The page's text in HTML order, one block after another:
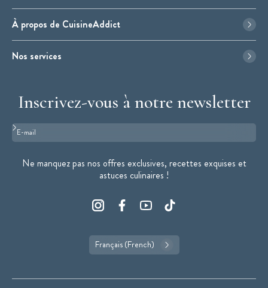
À propos de CuisineAddict
Nos services
Inscrivez-vous à notre newsletter
Format : adresse@email.com
Ne manquez pas nos offres exclusives, recettes exquises et
astuces culinaires !
Français (French)